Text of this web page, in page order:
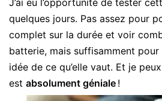
J’ai eu l’opportunité de tester
quelques jours. Pas assez pour
complet sur la durée et voir
batterie, mais suffisamment
idée de ce qu’elle vaut. Et je
est absolument géniale !